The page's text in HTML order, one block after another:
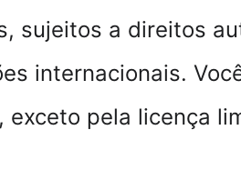
sujeitos a direitos
internacionais.
pela licença